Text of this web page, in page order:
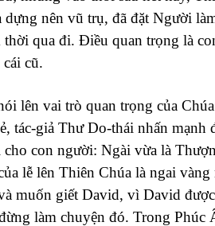
dựng nên vũ trụ, đã đặt Người
qua đi. Điều quan trọng là
cũ.
lên vai trò quan trọng của
tác-giả Thư Do-thái nhấn mạnh
con người: Ngài vừa là
lễ lên Thiên Chúa là ngai
muốn giết David, vì David
làm chuyện đó. Trong